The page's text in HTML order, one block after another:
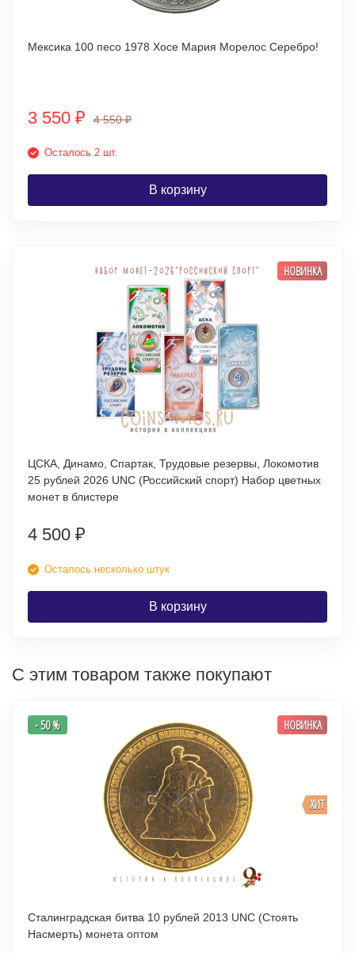
Мексика 100 песо 1978 Хосе Мария Морелос Серебро!
3 550 ₽ 4 550₽
Осталось 2 шт.
В корзину
НОВИНКА
ЦСКА, Динамо, Спартак, Трудовые резервы, Локомотив
25 рублей 2026 UNC (Российский спорт) Набор цветных
монет в блистере
4 500 ₽
Осталось несколько штук
В корзину
С этим товаром также покупают
ХИТ
- 50 % НОВИНКА
Сталинградская битва 10 рублей 2013 UNC (Стоять
Насмерть) монета оптом